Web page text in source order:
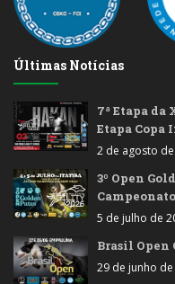
Últimas Notícias
7ª Etapa
Etapa
2 de agosto
3º Open
5 de julho de
Brasil Open
29 de junho